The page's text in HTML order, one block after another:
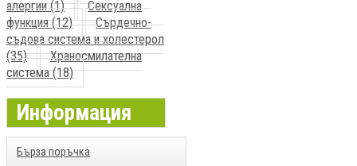
алергии (1)
Сексуална
функция (12)
Сърдечно-
съдова система и холестерол
(35)
Храносмилателна
система (18)
Информация
Бърза поръчка